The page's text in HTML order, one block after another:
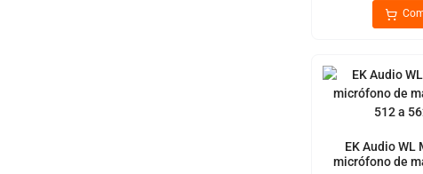
EK Audio WL
micrófono de